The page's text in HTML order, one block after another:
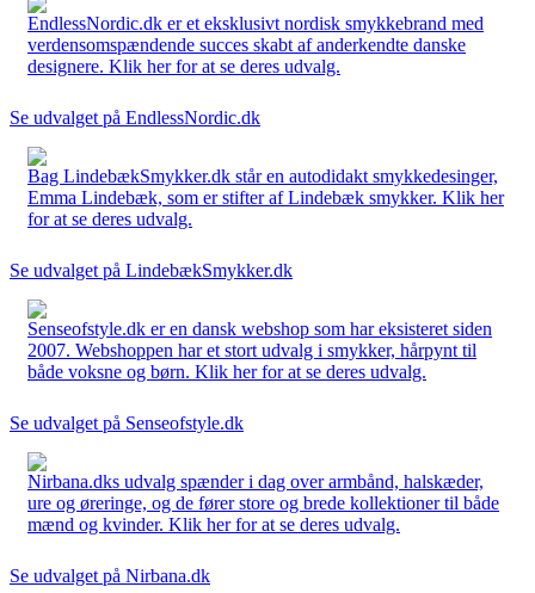
EndlessNordic.dk er et eksklusivt nordisk smykkebrand med
verdensomspændende succes skabt af anderkendte danske
designere. Klik her for at se deres udvalg.
Se udvalget på EndlessNordic.dk
Bag LindebækSmykker.dk står en autodidakt smykkedesinger,
Emma Lindebæk, som er stifter af Lindebæk smykker. Klik her
for at se deres udvalg.
Se udvalget på LindebækSmykker.dk
Senseofstyle.dk er en dansk webshop som har eksisteret siden
2007. Webshoppen har et stort udvalg i smykker, hårpynt til
både voksne og børn. Klik her for at se deres udvalg.
Se udvalget på Senseofstyle.dk
Nirbana.dks udvalg spænder i dag over armbånd, halskæder,
ure og øreringe, og de fører store og brede kollektioner til både
mænd og kvinder. Klik her for at se deres udvalg.
Se udvalget på Nirbana.dk